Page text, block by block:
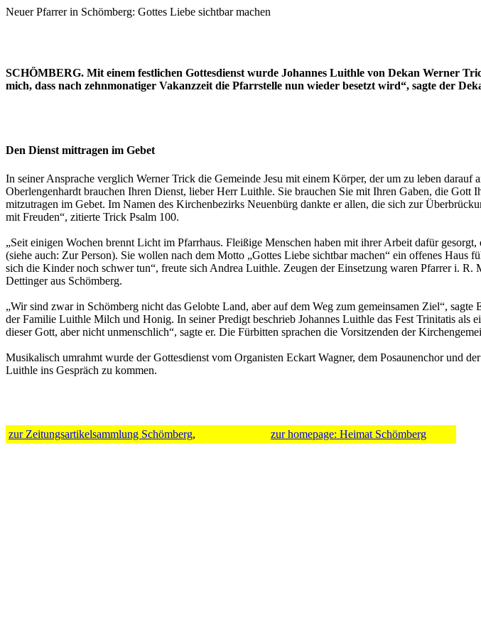
Neuer Pfarrer in Schömberg: Gottes Liebe sichtbar machen
SCHÖMBERG. Mit einem festlichen Gottesdienst wurde Johannes Luithle von Dekan Werner
mich, dass nach zehnmonatiger Vakanzzeit die Pfarrstelle nun wieder besetzt wird“, sagte der
Den Dienst mittragen im Gebet
In seiner Ansprache verglich Werner Trick die Gemeinde Jesu mit einem Körper, der um zu leben
Oberlengenhardt brauchen Ihren Dienst, lieber Herr Luithle. Sie brauchen Sie mit Ihren Gaben, die Gott
mitzutragen im Gebet. Im Namen des Kirchenbezirks Neuenbürg dankte er allen, die sich zur
mit Freuden“, zitierte Trick Psalm 100.
„Seit einigen Wochen brennt Licht im Pfarrhaus. Fleißige Menschen haben mit ihrer Arbeit dafür
(siehe auch: Zur Person). Sie wollen nach dem Motto „Gottes Liebe sichtbar machen“ ein offenes
sich die Kinder noch schwer tun“, freute sich Andrea Luithle. Zeugen der Einsetzung waren Pfarrer i.
Dettinger aus Schömberg.
„Wir sind zwar in Schömberg nicht das Gelobte Land, aber auf dem Weg zum gemeinsamen Ziel“,
der Familie Luithle Milch und Honig. In seiner Predigt beschrieb Johannes Luithle das Fest Trinitatis als
dieser Gott, aber nicht unmenschlich“, sagte er. Die Fürbitten sprachen die Vorsitzenden der
Musikalisch umrahmt wurde der Gottesdienst vom Organisten Eckart Wagner, dem Posaunenchor und
Luithle ins Gespräch zu kommen.
zur Zeitungsartikelsammlung Schömberg, zur homepage: Heimat Schömberg